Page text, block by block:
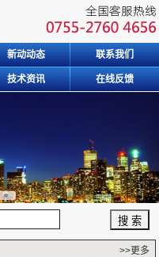
新动动态 联系我们
技术资讯 在线反馈
>>更多